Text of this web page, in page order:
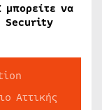
μπορείτε να
Security
Αττικής